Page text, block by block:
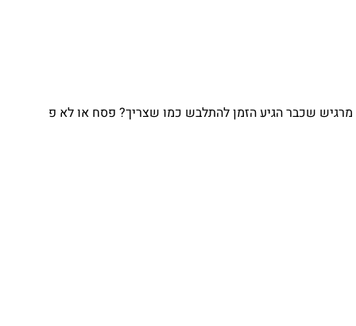
מרגיש שכבר הגיע הזמן להתלבש כמו שצריך? פסח או לא פ